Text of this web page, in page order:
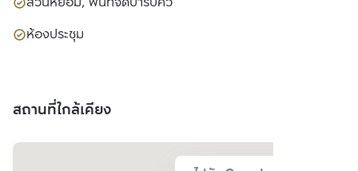
ห้องประชุม
สถานที่ใกล้เคียง